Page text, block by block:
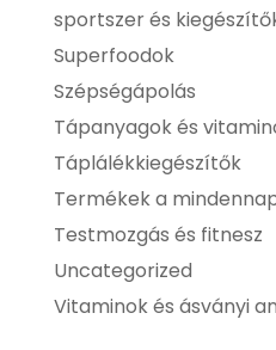
sportszer és
Superfoodok
Szépségápolás
Tápanyagok és
Táplálékkiegészítők
Termékek a
Testmozgás és fitnesz
Uncategorized
Vitaminok és ásványi